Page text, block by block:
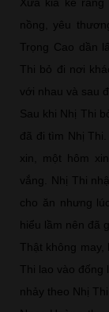
nồng, yêu
Trọng Cao dần
Thi bỏ đi nơi
với nhau và sau
Sau khi Nhị Thi
đã đi tìm Nhị
xin, một hôm
vắng. Nhị Thi
cho ăn nhưng
hiểu lầm nên đã
Thật không
Thi lao vào đống
nhảy theo Nhị